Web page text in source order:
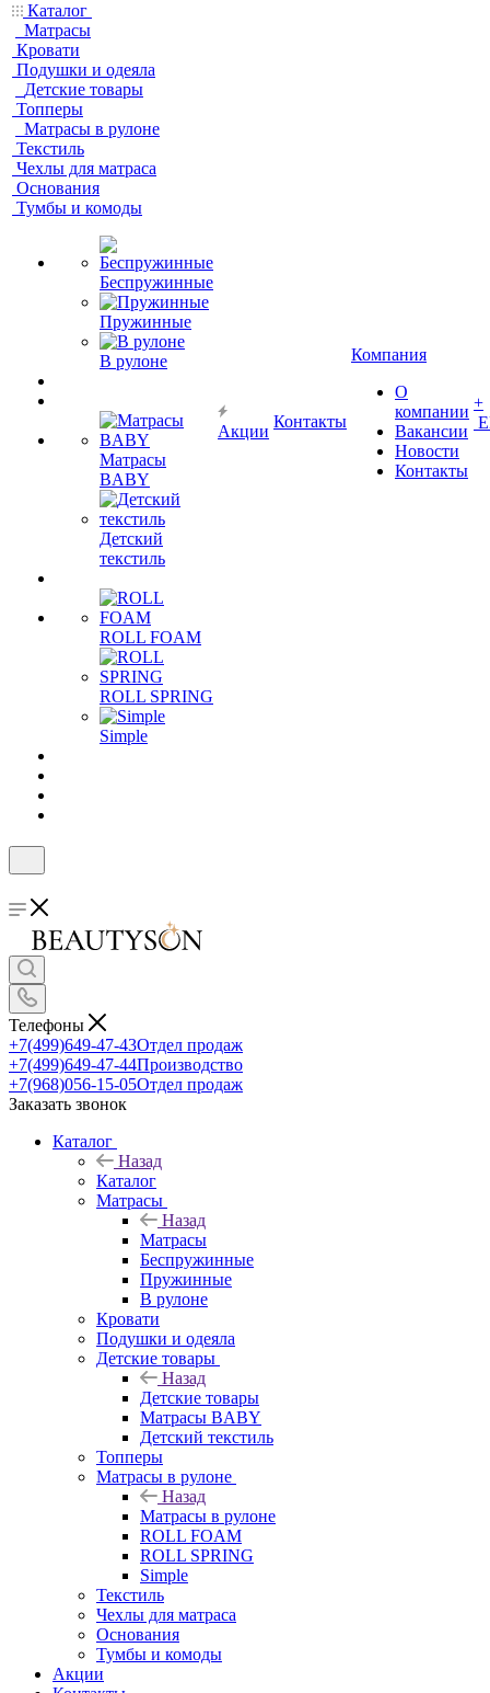
Каталог
Матрасы
Кровати
Подушки и одеяла
Детские товары
Топперы
Матрасы в рулоне
Текстиль
Чехлы для матраса
Основания
Тумбы и комоды
Беспружинные
Пружинные
В рулоне
Матрасы
BABY
Детский
текстиль
ROLL FOAM
ROLL SPRING
Simple
Акции
Контакты
Компания
О
компании
Вакансии
Новости
Контакты
+
Телефоны
+7(499)649-47-43Отдел продаж
+7(499)649-47-44Производство
+7(968)056-15-05Отдел продаж
Заказать звонок
Каталог
Назад
Каталог
Матрасы
Назад
Матрасы
Беспружинные
Пружинные
В рулоне
Кровати
Подушки и одеяла
Детские товары
Назад
Детские товары
Матрасы BABY
Детский текстиль
Топперы
Матрасы в рулоне
Назад
Матрасы в рулоне
ROLL FOAM
ROLL SPRING
Simple
Текстиль
Чехлы для матраса
Основания
Тумбы и комоды
Акции